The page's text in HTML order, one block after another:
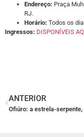
Endereço: Praça
RJ.
Horário: Todos os
Ingressos: DISPONÍVEIS
ANTERIOR